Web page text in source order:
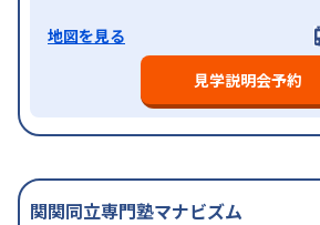
地図を見る
見学説明会予約
関関同立専門塾マナビズム